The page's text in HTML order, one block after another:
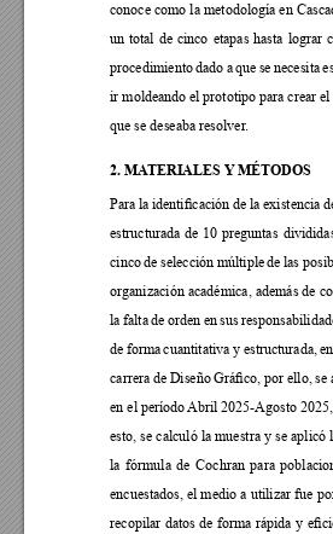
      



2. MATERIALES Y MÉTODOS

   






    

     